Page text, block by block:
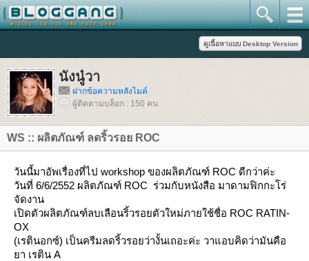
นังนู๋วา
ฝากข้อความหลังไมค์
ผู้ติดตามบล็อก : 150 คน
WS :: ผลิตภัณฑ์ ลดริ้วรอย ROC
วันนี้มาอัพเรื่องที่ไป workshop ของผลิตภัณฑ์ ROC ดีกว่าค่ะ
วันที่ 6/6/2552 ผลิตภัณฑ์ ROC ร่วมกับหนังสือ มาดามฟิกกะโร่
จัดงาน
เปิดตัวผลิตภัณฑ์ลบเลือนริ้วรอยตัวใหม่ภายใช้ชื่อ ROC RATIN-
OX
(เรตินอกซ์) เป็นครีมลดริ้วรอยว่างั้นเถอะค่ะ วาแอบคิดว่ามันคือ
า เรติน A